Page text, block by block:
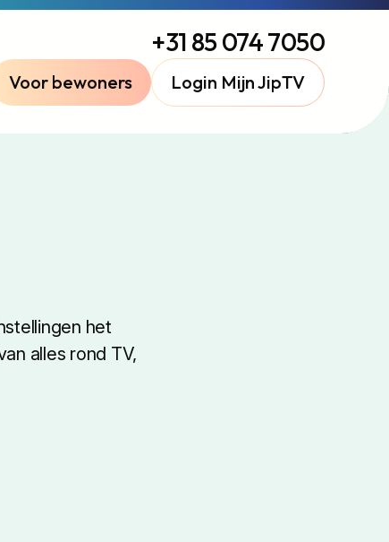
+31 85 074 7050
Voor bewoners Login Mijn JipTV
het
alles rond TV,